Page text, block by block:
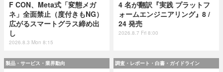
F CON、Meta式「変態メガ
ネ」全面禁止（度付きもNG）
広がるスマートグラス締め出
し
2026.8.3 Mon 8:15
4 名が翻訳『実践 プラットフ
ォームエンジニアリング』8 /
24 発売
2026.8.7 Fri 8:00
製品・サービス・業界動向 調査・レポート・白書・ガイドライン